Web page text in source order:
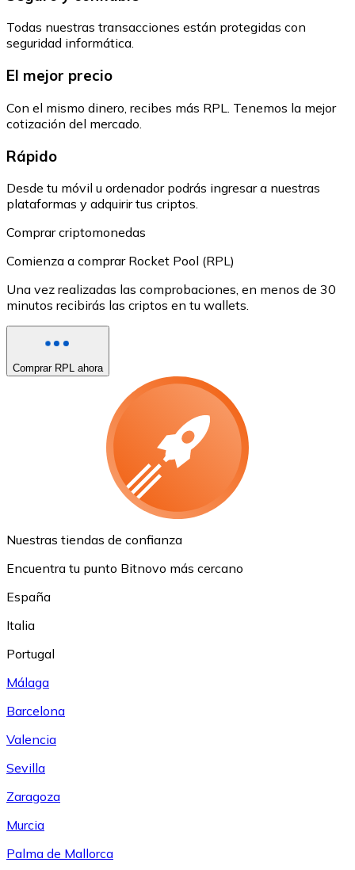
Todas nuestras transacciones están protegidas con
seguridad informática.
El mejor precio
Con el mismo dinero, recibes más RPL. Tenemos la mejor
cotización del mercado.
Rápido
Desde tu móvil u ordenador podrás ingresar a nuestras
plataformas y adquirir tus criptos.
Comprar criptomonedas
Comienza a comprar Rocket Pool (RPL)
Una vez realizadas las comprobaciones, en menos de 30
minutos recibirás las criptos en tu wallets.
Comprar RPL ahora
Nuestras tiendas de confianza
Encuentra tu punto Bitnovo más cercano
España
Italia
Portugal
Málaga
Barcelona
Valencia
Sevilla
Zaragoza
Murcia
Palma de Mallorca